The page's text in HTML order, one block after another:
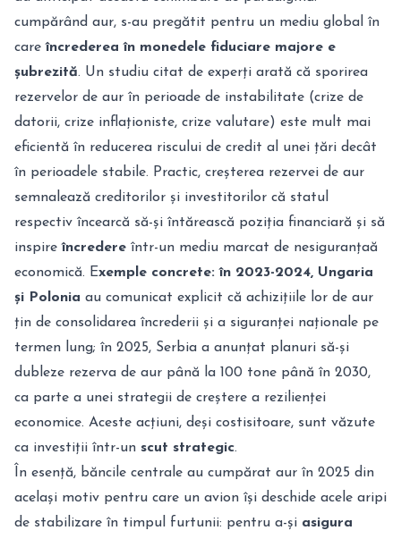
cumpărând aur, s-au pregătit pentru un mediu global în
careîncrederea în monedele fiduciare majore e
șubrezită. Un studiu citat de experți arată că sporirea
rezervelor de aur în perioade de instabilitate (crize de
datorii, crize inflaționiste, crize valutare) este mult mai
eficientă în reducerea riscului de credit al unei țări decât
în perioadele stabile. Practic, creșterea rezervei de aur
semnalează creditorilor și investitorilor că statul
respectiv încearcă să-și întărească poziția financiară și să
inspireîncredere într-un mediu marcat de nesiguranțaă
economică. Exemple concrete: în 2023-2024, Ungaria
și Polonia au comunicat explicit că achizițiile lor de aur
țin de consolidarea încrederii și a siguranței naționale pe
termen lung; în 2025, Serbia a anunțat planuri să-și
dubleze rezerva de aur până la 100 tone până în 2030,
ca parte a unei strategii de creștere a rezilienței
economice. Aceste acțiuni, deși costisitoare, sunt văzute
ca investiții într-un scut strategic.
În esență, băncile centrale au cumpărat aur în 2025 din
același motiv pentru care un avion își deschide acele aripi
de stabilizare în timpul furtunii: pentru a-și asigura